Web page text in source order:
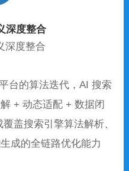
深度整合
深度整合
台的算法迭代，AI 搜索
+ 动态适配 + 数据闭
盖搜索引擎算法解析、
成的全链路优化能力